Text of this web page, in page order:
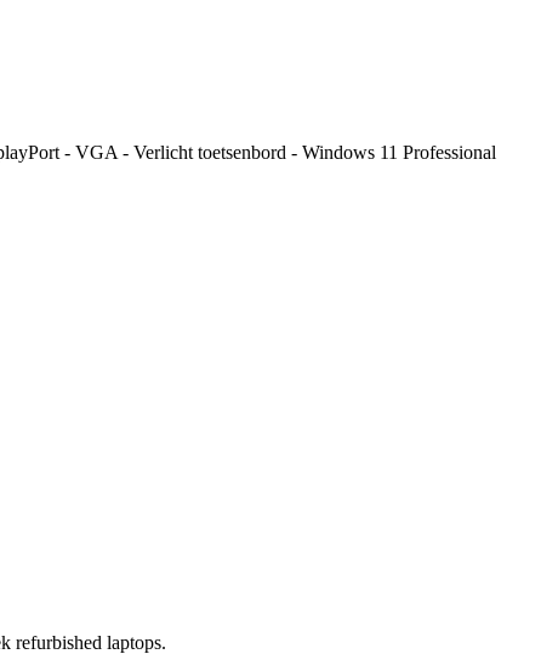
- VGA - Verlicht toetsenbord - Windows 11 Professional
refurbished laptops.